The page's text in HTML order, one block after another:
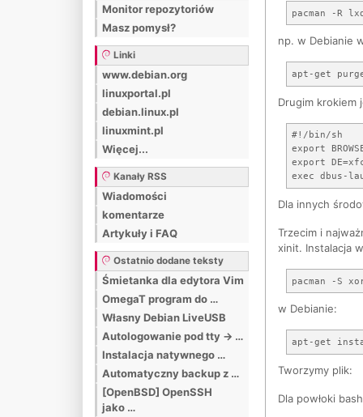
Monitor repozytoriów
Masz pomysł?
Linki
www.debian.org
linuxportal.pl
debian.linux.pl
linuxmint.pl
Więcej...
Kanały RSS
Wiadomości
komentarze
Artykuły i FAQ
Ostatnio dodane teksty
Śmietanka dla edytora Vim
OmegaT program do …
Własny Debian LiveUSB
Autologowanie pod tty -> …
Instalacja natywnego …
Automatyczny backup z …
[OpenBSD] OpenSSH
jako …
np. w Debianie
Drugim
#!/bin/sh
export
export
Dla innych
Trzecim i
xinit. Instalacja
w Debianie:
Tworzymy plik:
Dla powłoki